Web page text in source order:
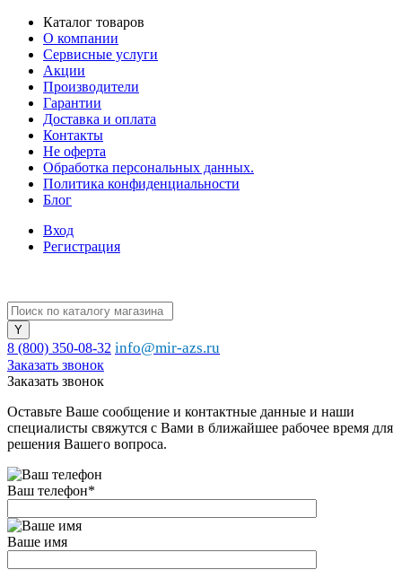
Каталог товаров
О компании
Сервисные услуги
Акции
Производители
Гарантии
Доставка и оплата
Контакты
Не оферта
Обработка персональных данных.
Политика конфиденциальности
Блог
Вход
Регистрация
8 (800) 350-08-32 info@mir-azs.ru
Заказать звонок
Заказать звонок
Оставьте Ваше сообщение и контактные данные и наши
специалисты свяжутся с Вами в ближайшее рабочее время для
решения Вашего вопроса.
Ваш телефон*
Ваше имя